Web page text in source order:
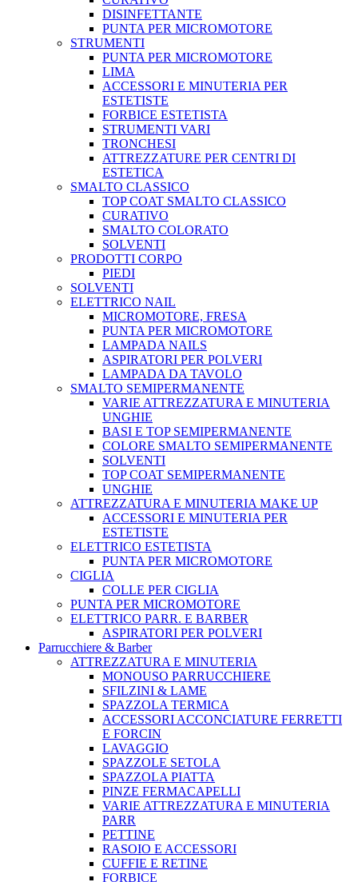
DISINFETTANTE
PUNTA PER MICROMOTORE
STRUMENTI
PUNTA PER MICROMOTORE
LIMA
ACCESSORI E MINUTERIA PER
ESTETISTE
FORBICE ESTETISTA
STRUMENTI VARI
TRONCHESI
ATTREZZATURE PER CENTRI DI
ESTETICA
SMALTO CLASSICO
TOP COAT SMALTO CLASSICO
CURATIVO
SMALTO COLORATO
SOLVENTI
PRODOTTI CORPO
PIEDI
SOLVENTI
ELETTRICO NAIL
MICROMOTORE, FRESA
PUNTA PER MICROMOTORE
LAMPADA NAILS
ASPIRATORI PER POLVERI
LAMPADA DA TAVOLO
SMALTO SEMIPERMANENTE
VARIE ATTREZZATURA E MINUTERIA
UNGHIE
BASI E TOP SEMIPERMANENTE
COLORE SMALTO SEMIPERMANENTE
SOLVENTI
TOP COAT SEMIPERMANENTE
UNGHIE
ATTREZZATURA E MINUTERIA MAKE UP
ACCESSORI E MINUTERIA PER
ESTETISTE
ELETTRICO ESTETISTA
PUNTA PER MICROMOTORE
CIGLIA
COLLE PER CIGLIA
PUNTA PER MICROMOTORE
ELETTRICO PARR. E BARBER
ASPIRATORI PER POLVERI
Parrucchiere & Barber
ATTREZZATURA E MINUTERIA
MONOUSO PARRUCCHIERE
SFILZINI & LAME
SPAZZOLA TERMICA
ACCESSORI ACCONCIATURE FERRETTI
E FORCIN
LAVAGGIO
SPAZZOLE SETOLA
SPAZZOLA PIATTA
PINZE FERMACAPELLI
VARIE ATTREZZATURA E MINUTERIA
PARR
PETTINE
RASOIO E ACCESSORI
CUFFIE E RETINE
FORBICE